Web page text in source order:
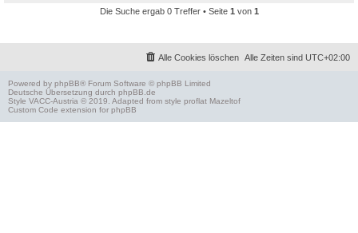
Die Suche ergab 0 Treffer • Seite 1 von 1
Alle Zeiten sind UTC+02:00
Alle Cookies löschen
Powered by phpBB® Forum Software © phpBB Limited
Deutsche Übersetzung durch phpBB.de
Style VACC-Austria © 2019. Adapted from style proflat Mazeltof
Custom Code extension for phpBB